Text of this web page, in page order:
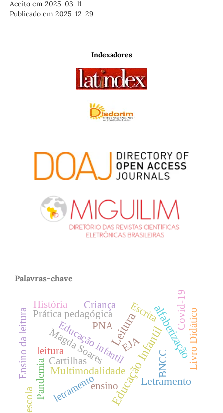
Aceito em 2025-03-11
Publicado em 2025-12-29
Indexadores
Palavras-chave
Educação Infantil
Leitura alfabetização
Letramento
Multimodalidade
Educação infantil
Escrita
letramento
BNCC
Prática pedagógica
PNA
ensino
Criança
Cartilhas Livro Didático
Pandemia
Magda Soares
Ensino da leitura EJA
Covid-19
leitura
escola
História